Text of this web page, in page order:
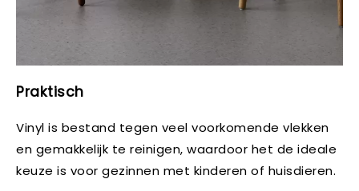
Praktisch
Vinyl is bestand tegen veel voorkomende vlekken
en gemakkelijk te reinigen, waardoor het de ideale
keuze is voor gezinnen met kinderen of huisdieren.